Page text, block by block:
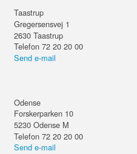
Taastrup
Gregersensvej 1
2630 Taastrup
Telefon 72 20 20 00
Send e-mail
Odense
Forskerparken 10
5230 Odense M
Telefon 72 20 20 00
Send e-mail